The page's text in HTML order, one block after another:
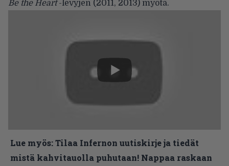
Be the Heart-levyjen (2011, 2013) myötä.
Lue myös:Tilaa Infernon uutiskirje ja tiedät
mistä kahvitauolla puhutaan! Nappaa raskaan